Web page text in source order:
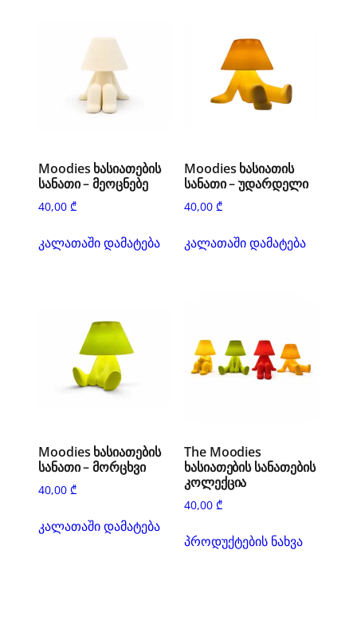
Moodies ხასიათების
სანათი – მეოცნებე
40,00 ₾
კალათაში დამატება
Moodies ხასიათის
სანათი – უდარდელი
40,00 ₾
კალათაში დამატება
Moodies ხასიათების
სანათი – მორცხვი
40,00 ₾
კალათაში დამატება
The Moodies
ხასიათების სანათების
კოლექცია
40,00₾
პროდუქტების ნახვა